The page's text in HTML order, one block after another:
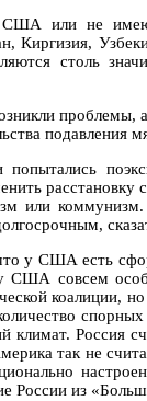
или не
Киргизия,
столь
проблемы,
расстановку
или
у США есть
совсем
коалиции,
климат. Россия
так не
России из